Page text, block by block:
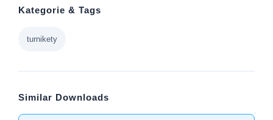
Kategorie & Tags
turnikety
Similar Downloads